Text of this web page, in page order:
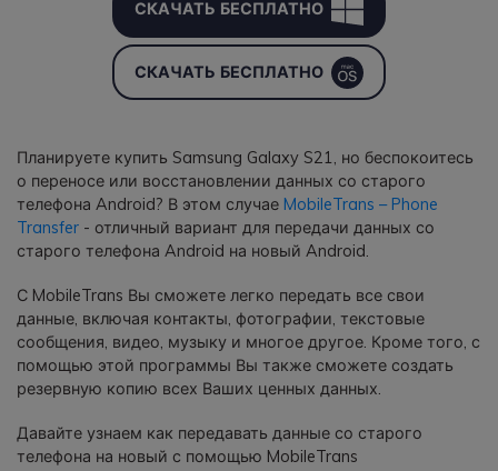
СКАЧАТЬ БЕСПЛАТНО
СКАЧАТЬ БЕСПЛАТНО
Планируете купить Samsung Galaxy S21, но беспокоитесь
о переносе или восстановлении данных со старого
телефона Android? В этом случае MobileTrans – Phone
Transfer - отличный вариант для передачи данных со
старого телефона Android на новый Android.
С MobileTrans Вы сможете легко передать все свои
данные, включая контакты, фотографии, текстовые
сообщения, видео, музыку и многое другое. Кроме того, с
помощью этой программы Вы также сможете создать
резервную копию всех Ваших ценных данных.
Давайте узнаем как передавать данные со старого
телефона на новый с помощью MobileTrans